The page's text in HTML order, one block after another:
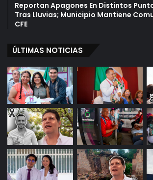
Reportan Apagones En Distintos
Tras Lluvias; Municipio Mantiene
CFE
ÚLTIMAS NOTICIAS